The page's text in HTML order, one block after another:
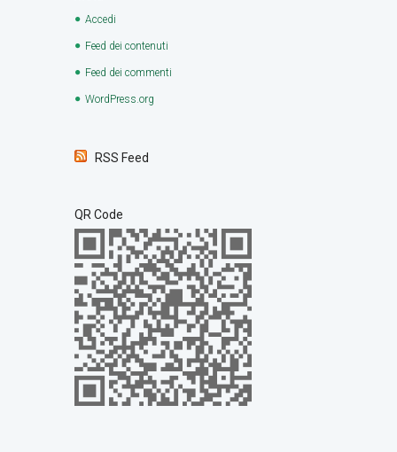
Accedi
Feed dei contenuti
Feed dei commenti
WordPress.org
RSS Feed
QR Code